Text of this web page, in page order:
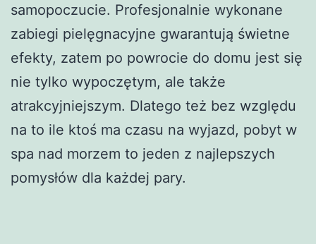
samopoczucie. Profesjonalnie wykonane
zabiegi pielęgnacyjne gwarantują świetne
efekty, zatem po powrocie do domu jest się
nie tylko wypoczętym, ale także
atrakcyjniejszym. Dlatego też bez względu
na to ile ktoś ma czasu na wyjazd, pobyt w
spa nad morzem to jeden z najlepszych
pomysłów dla każdej pary.